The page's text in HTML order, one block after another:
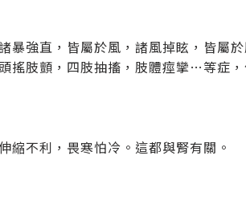
暴強直，皆屬於風，諸風掉眩，皆屬
搖肢顫，四肢抽搐，肢體痙攣…等症
縮不利，畏寒怕冷。這都與腎有關。